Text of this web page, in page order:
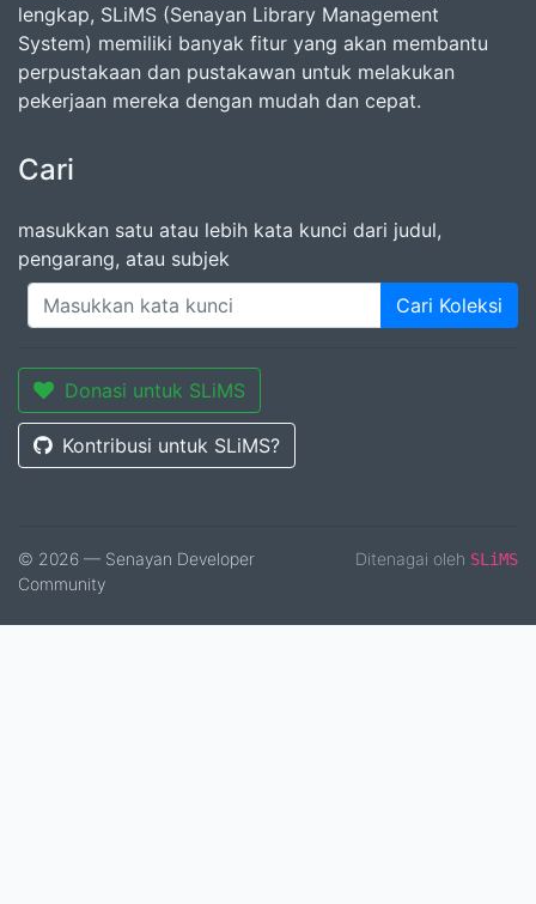
lengkap, SLiMS (Senayan Library Management
System) memiliki banyak fitur yang akan membantu
perpustakaan dan pustakawan untuk melakukan
pekerjaan mereka dengan mudah dan cepat.
Cari
masukkan satu atau lebih kata kunci dari judul,
pengarang, atau subjek
Cari Koleksi
Donasi untuk SLiMS
Kontribusi untuk SLiMS?
© 2026 — Senayan Developer
Community
Ditenagai oleh SLiMS